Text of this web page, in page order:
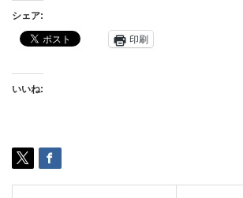
シェア:
印刷
いいね: